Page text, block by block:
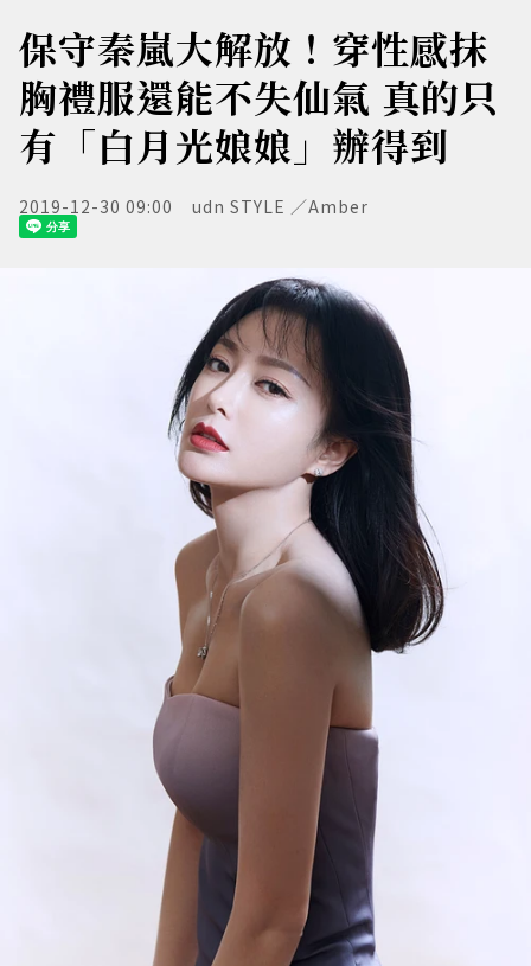
保守秦嵐大解放！穿性感抹
胸禮服還能不失仙氣 真的只
有「白月光娘娘」辦得到
2019-12-30 09:00 udn STYLE ／Amber